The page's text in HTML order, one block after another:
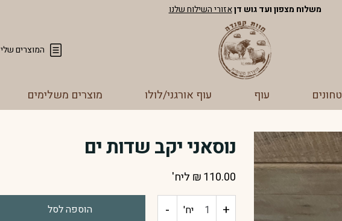
משלוח מצפון ועד גוש דןאזורי השילוח שלנו
המוצרים שלי
טחונים עוף עוף אורגני/לולו מוצרים משלימים
נוסאני יקב שדות ים
₪110.00 ליח'
+ כמות יח' - הוספה לסל